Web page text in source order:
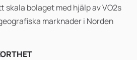
skala bolaget med hjälp av VO2s
marknader i Norden